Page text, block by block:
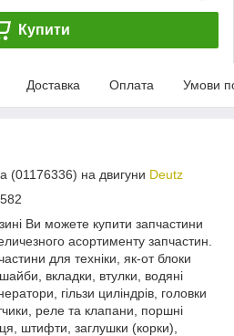
Купити
Доставка Оплата Умови
(01176336) на двигуни Deutz
Ви можете купити запчастини
асортименту запчастин.
для техніки, як-от блоки
вкладки, втулки, водяні
гільзи циліндрів, головки
реле та клапани, поршні
штифти, заглушки (корки),